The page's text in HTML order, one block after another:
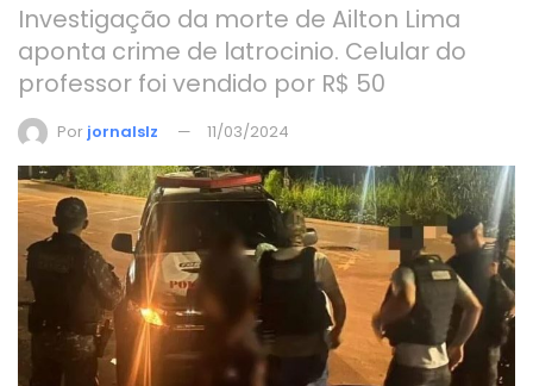
Investigação da morte de Ailton Lima
aponta crime de latrocinio. Celular do
professor foi vendido por R$ 50
Por jornalslz 11/03/2024